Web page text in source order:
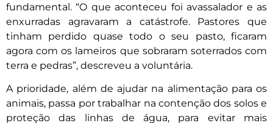
fundamental. “O que aconteceu foi avassalador e as
enxurradas agravaram a catástrofe. Pastores que
tinham perdido quase todo o seu pasto, ficaram
agora com os lameiros que sobraram soterrados com
terra e pedras”, descreveu a voluntária.
A prioridade, além de ajudar na alimentação para os
animais, passa por trabalhar na contenção dos solos e
proteção das linhas de água, para evitar mais